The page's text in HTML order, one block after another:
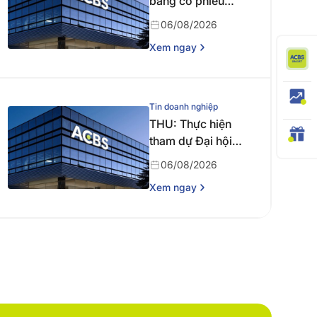
năm 2025
06/08/2026
Xem ngay
Tin doanh nghiệp
THU: Thực hiện
tham dự Đại hội
đồng cổ đông
thường niên năm
2026
06/08/2026
Xem ngay